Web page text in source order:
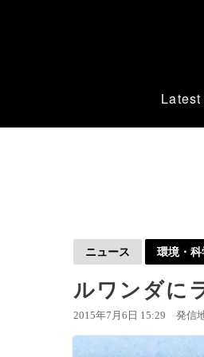
Latest
ニュース 環境・科
ルワンダに
2015年7月6日 15:29 発信